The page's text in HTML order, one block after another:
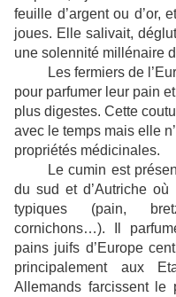
feuille d’argent ou d’or,
joues. Elle salivait,
une solennité millénaire
Les fermiers de
pour parfumer leur pain
plus digestes. Cette
avec le temps mais elle
propriétés médicinales.
Le cumin est
du sud et d’Autriche
typiques (pain,
cornichons…). Il
pains juifs d’Europe
principalement aux
Allemands farcissent